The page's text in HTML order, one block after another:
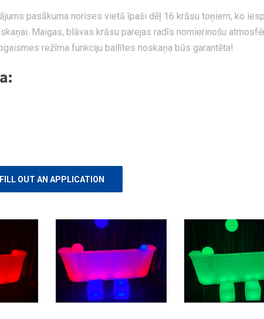
pasākuma norises vietā īpaši dēļ 16 krāsu toņiem, ko
Maigas, blāvas krāsu parejas radīs nomierinošu
režīma funkciju ballītes noskaņa būs garantēta!
FILL OUT AN APPLICATION